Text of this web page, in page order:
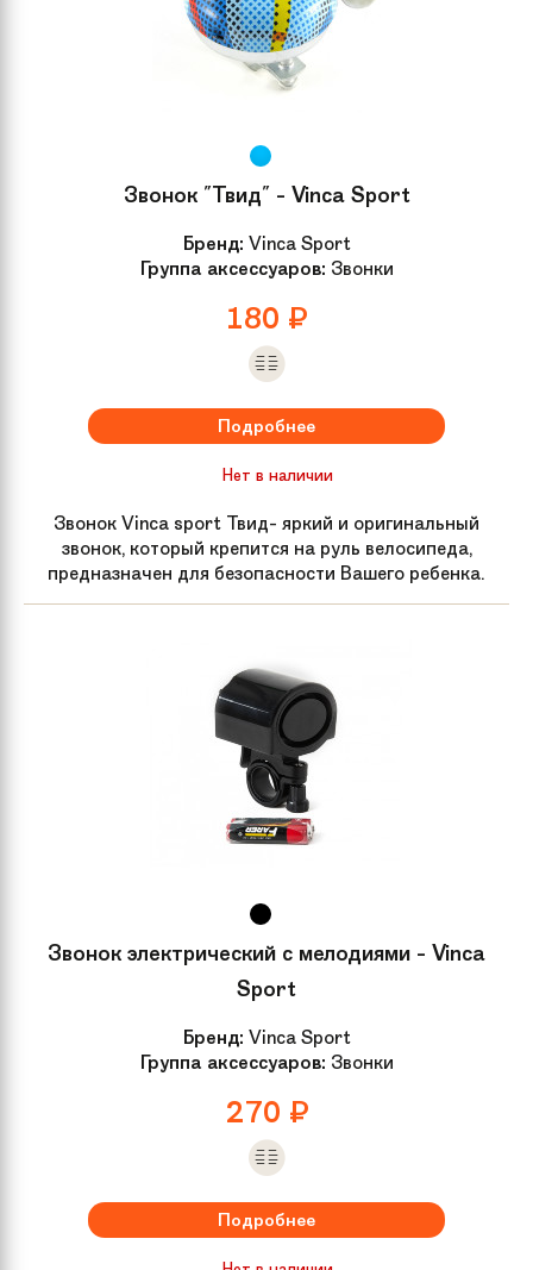
Звонок "Твид" - Vinca Sport
Бренд: Vinca Sport
Группа аксессуаров: Звонки
180 ₽
Подробнее
Нет в наличии
Звонок Vinca sport Твид- яркий и оригинальный
звонок, который крепится на руль велосипеда,
предназначен для безопасности Вашего ребенка.
Звонок электрический с мелодиями - Vinca
Sport
Бренд: Vinca Sport
Группа аксессуаров: Звонки
270 ₽
Подробнее